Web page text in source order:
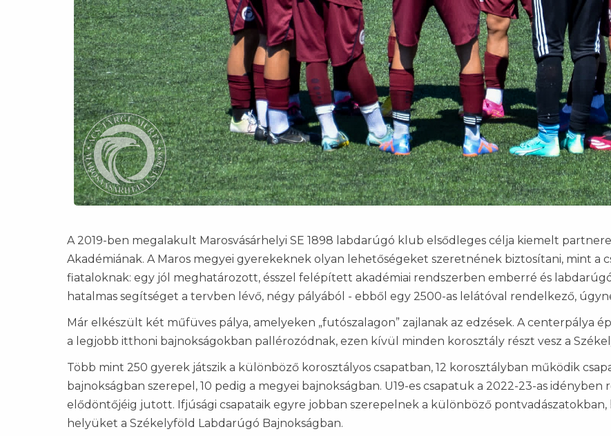
A 2019-ben megalakult Marosvásárhelyi SE 1898 labdarúgó klub elsődleges célja kiemelt
Akadémiának. A Maros megyei gyerekeknek olyan lehetőségeket szeretnének biztosítani, mint a
fiataloknak: egy jól meghatározott, ésszel felépített akadémiai rendszerben emberré és
hatalmas segítséget a tervben lévő, négy pályából - ebből egy 2500-as lelátóval rendelkező,
Már elkészült két műfüves pálya, amelyeken „futószalagon” zajlanak az edzések. A centerpálya
a legjobb itthoni bajnokságokban pallérozódnak, ezen kívül minden korosztály részt vesz a
Több mint 250 gyerek játszik a különböző korosztályos csapatban, 12 korosztályban működik
bajnokságban szerepel, 10 pedig a megyei bajnokságban. U19-es csapatuk a 2022-23-as
elődöntőjéig jutott. Ifjúsági csapataik egyre jobban szerepelnek a különböző
helyüket a Székelyföld Labdarúgó Bajnokságban.